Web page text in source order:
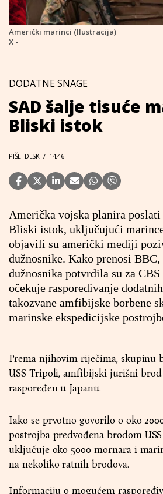
Američki marinci (Ilustracija)
X -
DODATNE SNAGE
SAD šalje tisuće
Bliski istok
PIŠE: DESK / 14.46.
Američka vojska planira poslati
Bliski istok, uključujući
objavili su američki mediji
dužnosnike. Kako prenosi
dužnosnika potvrdila su za CBS
očekuje raspoređivanje
takozvane amfibijske borbene
marinske ekspedicijske
Prema njihovim riječima, skupinu
USS Tripoli, amfibijski jurišni
raspoređen u Japanu.
Iako se prvotno govorilo o oko
postrojba predvođena brodom
uključuje oko 5000 mornara i
na nekoliko ratnih brodova.
Informaciju o mogućem